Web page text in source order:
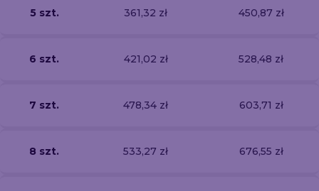
5 szt. 361,32 zł 450,87 zł
6 szt. 421,02 zł 528,48 zł
7 szt. 478,34 zł 603,71 zł
8 szt. 533,27 zł 676,55 zł